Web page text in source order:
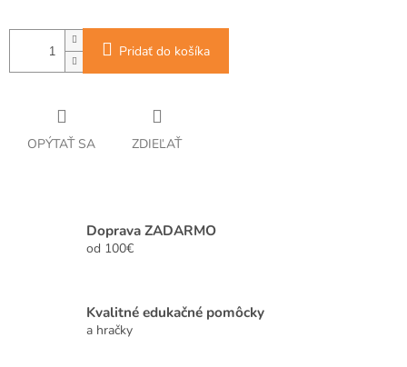
Pridať do košíka
OPÝTAŤ SA ZDIEĽAŤ
Doprava ZADARMO
od 100€
Kvalitné edukačné pomôcky
a hračky